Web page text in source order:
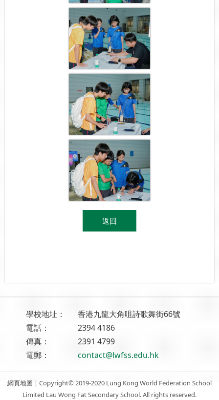
返回
學校地址：
香港九龍大角咀詩歌舞街66號
電話：
2394 4186
傳真：
2391 4799
電郵：
contact@lwfss.edu.hk
網頁地圖 | Copyright© 2019-2020 Lung Kong World Federation School
Limited Lau Wong Fat Secondary School. All rights reserved.